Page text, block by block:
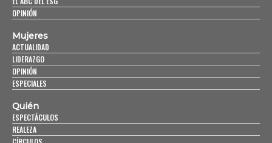
OPINIÓN
Mujeres
ACTUALIDAD
LIDERAZGO
OPINIÓN
ESPECIALES
Quién
ESPECTÁCULOS
REALEZA